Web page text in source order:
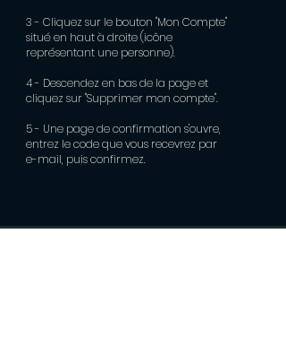
3 - Cliquez sur le bouton "Mon Compte"
situé en haut à droite (icône
représentant une personne).
4 - Descendez en bas de la page et
cliquez sur "Supprimer mon compte".
5 - Une page de confirmation s'ouvre,
entrez le code que vous recevrez par
e-mail, puis confirmez.